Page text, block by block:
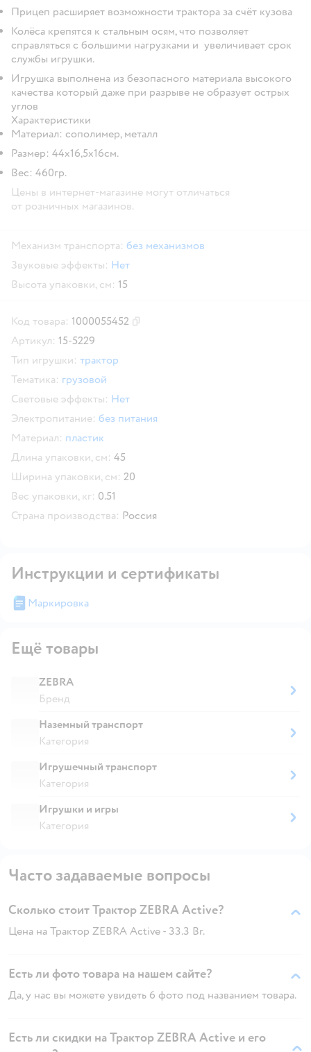
Прицеп расширяет возможности трактора за счёт кузова
Колёса крепятся к стальным осям, что позволяет
справляться с большими нагрузками и увеличивает срок
службы игрушки.
Игрушка выполнена из безопасного материала высокого
качества который даже при разрыве не образует острых
углов
Характеристики
Материал: сополимер, металл
Размер: 44х16,5х16см.
Вес: 460гр.
Цены в интернет-магазине могут отличаться
от розничных магазинов.
Механизм транспорта: без механизмов
Звуковые эффекты: Нет
Высота упаковки, см: 15
Код товара: 1000055452
Артикул: 15-5229
Тип игрушки: трактор
Тематика: грузовой
Световые эффекты: Нет
Электропитание: без питания
Материал: пластик
Длина упаковки, см: 45
Ширина упаковки, см: 20
Вес упаковки, кг: 0.51
Страна производства: Россия
Инструкции и сертификаты
Маркировка
Ещё товары
ZEBRA
Бренд
Наземный транспорт
Категория
Игрушечный транспорт
Категория
Игрушки и игры
Категория
Часто задаваемые вопросы
Сколько стоит Трактор ZEBRA Active?
Цена на Трактор ZEBRA Active - 33.3 Br.
Есть ли фото товара на нашем сайте?
Да, у нас вы можете увидеть 6 фото под названием товара.
Есть ли скидки на Трактор ZEBRA Active и его